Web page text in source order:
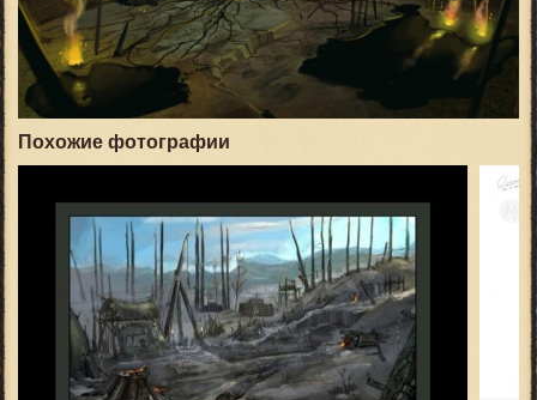
Похожие фотографии